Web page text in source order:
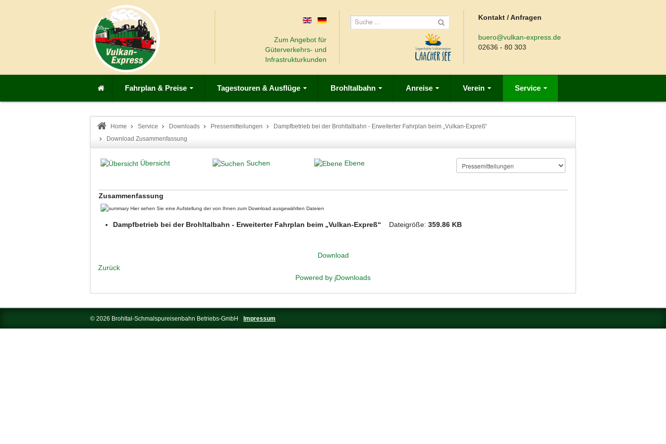
Zum Angebot für
Güterverkehrs- und
Infrastrukturkunden
Kontakt / Anfragen
buero@vulkan-express.de
02636 - 80 303
Fahrplan & Preise Tagestouren & Ausflüge Brohltalbahn Anreise Verein Service
Home Service Downloads Pressemitteilungen
Dampfbetrieb bei der Brohltalbahn - Erweiterter Fahrplan beim „Vulkan-Expreß“
Download Zusammenfassung
Übersicht Suchen Ebene
Zusammenfassung
Hier sehen Sie eine Aufstellung der von Ihnen zum Download ausgewählten Dateien
Dampfbetrieb bei der Brohltalbahn - Erweiterter Fahrplan beim „Vulkan-Expreß“ Dateigröße: 359.86 KB
Download
Zurück
Powered by jDownloads
© 2026 Brohltal-Schmalspureisenbahn Betriebs-GmbH Impressum